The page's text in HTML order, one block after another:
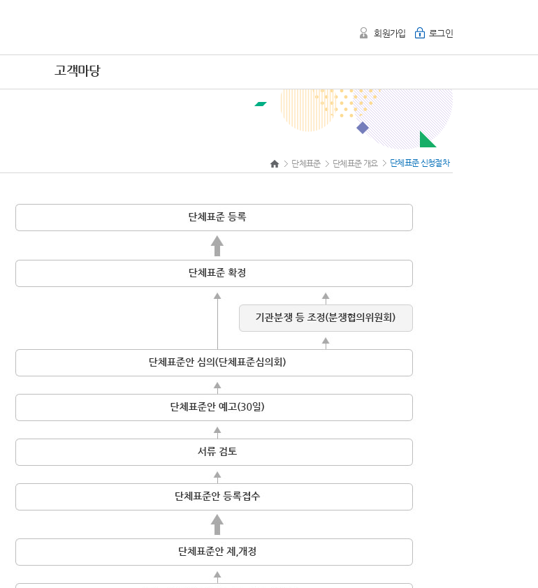
회원가입 로그인
고객마당
단체표준 단체표준 개요 단체표준 신청절차